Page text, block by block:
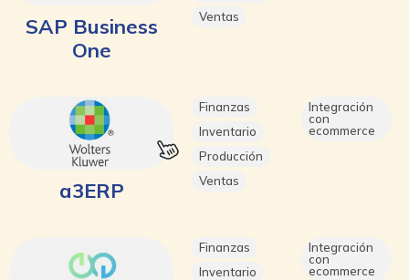
SAP Business
One
Ventas
a3ERP
Finanzas
Inventario
Producción
Ventas
Integración
con
ecommerce
Finanzas
Inventario
Integración
con
ecommerce